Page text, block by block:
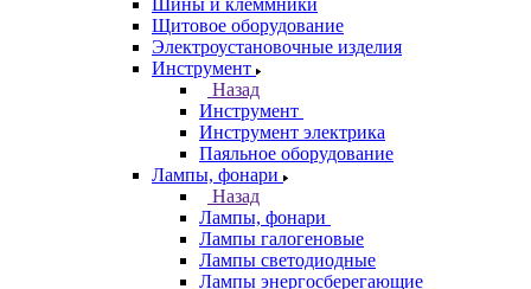
Шины и клеммники
Щитовое оборудование
Электроустановочные изделия
Инструмент
Назад
Инструмент
Инструмент электрика
Паяльное оборудование
Лампы, фонари
Назад
Лампы, фонари
Лампы галогеновые
Лампы светодиодные
Лампы энергосберегающие